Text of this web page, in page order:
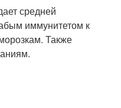
средней
иммунитетом к
Также